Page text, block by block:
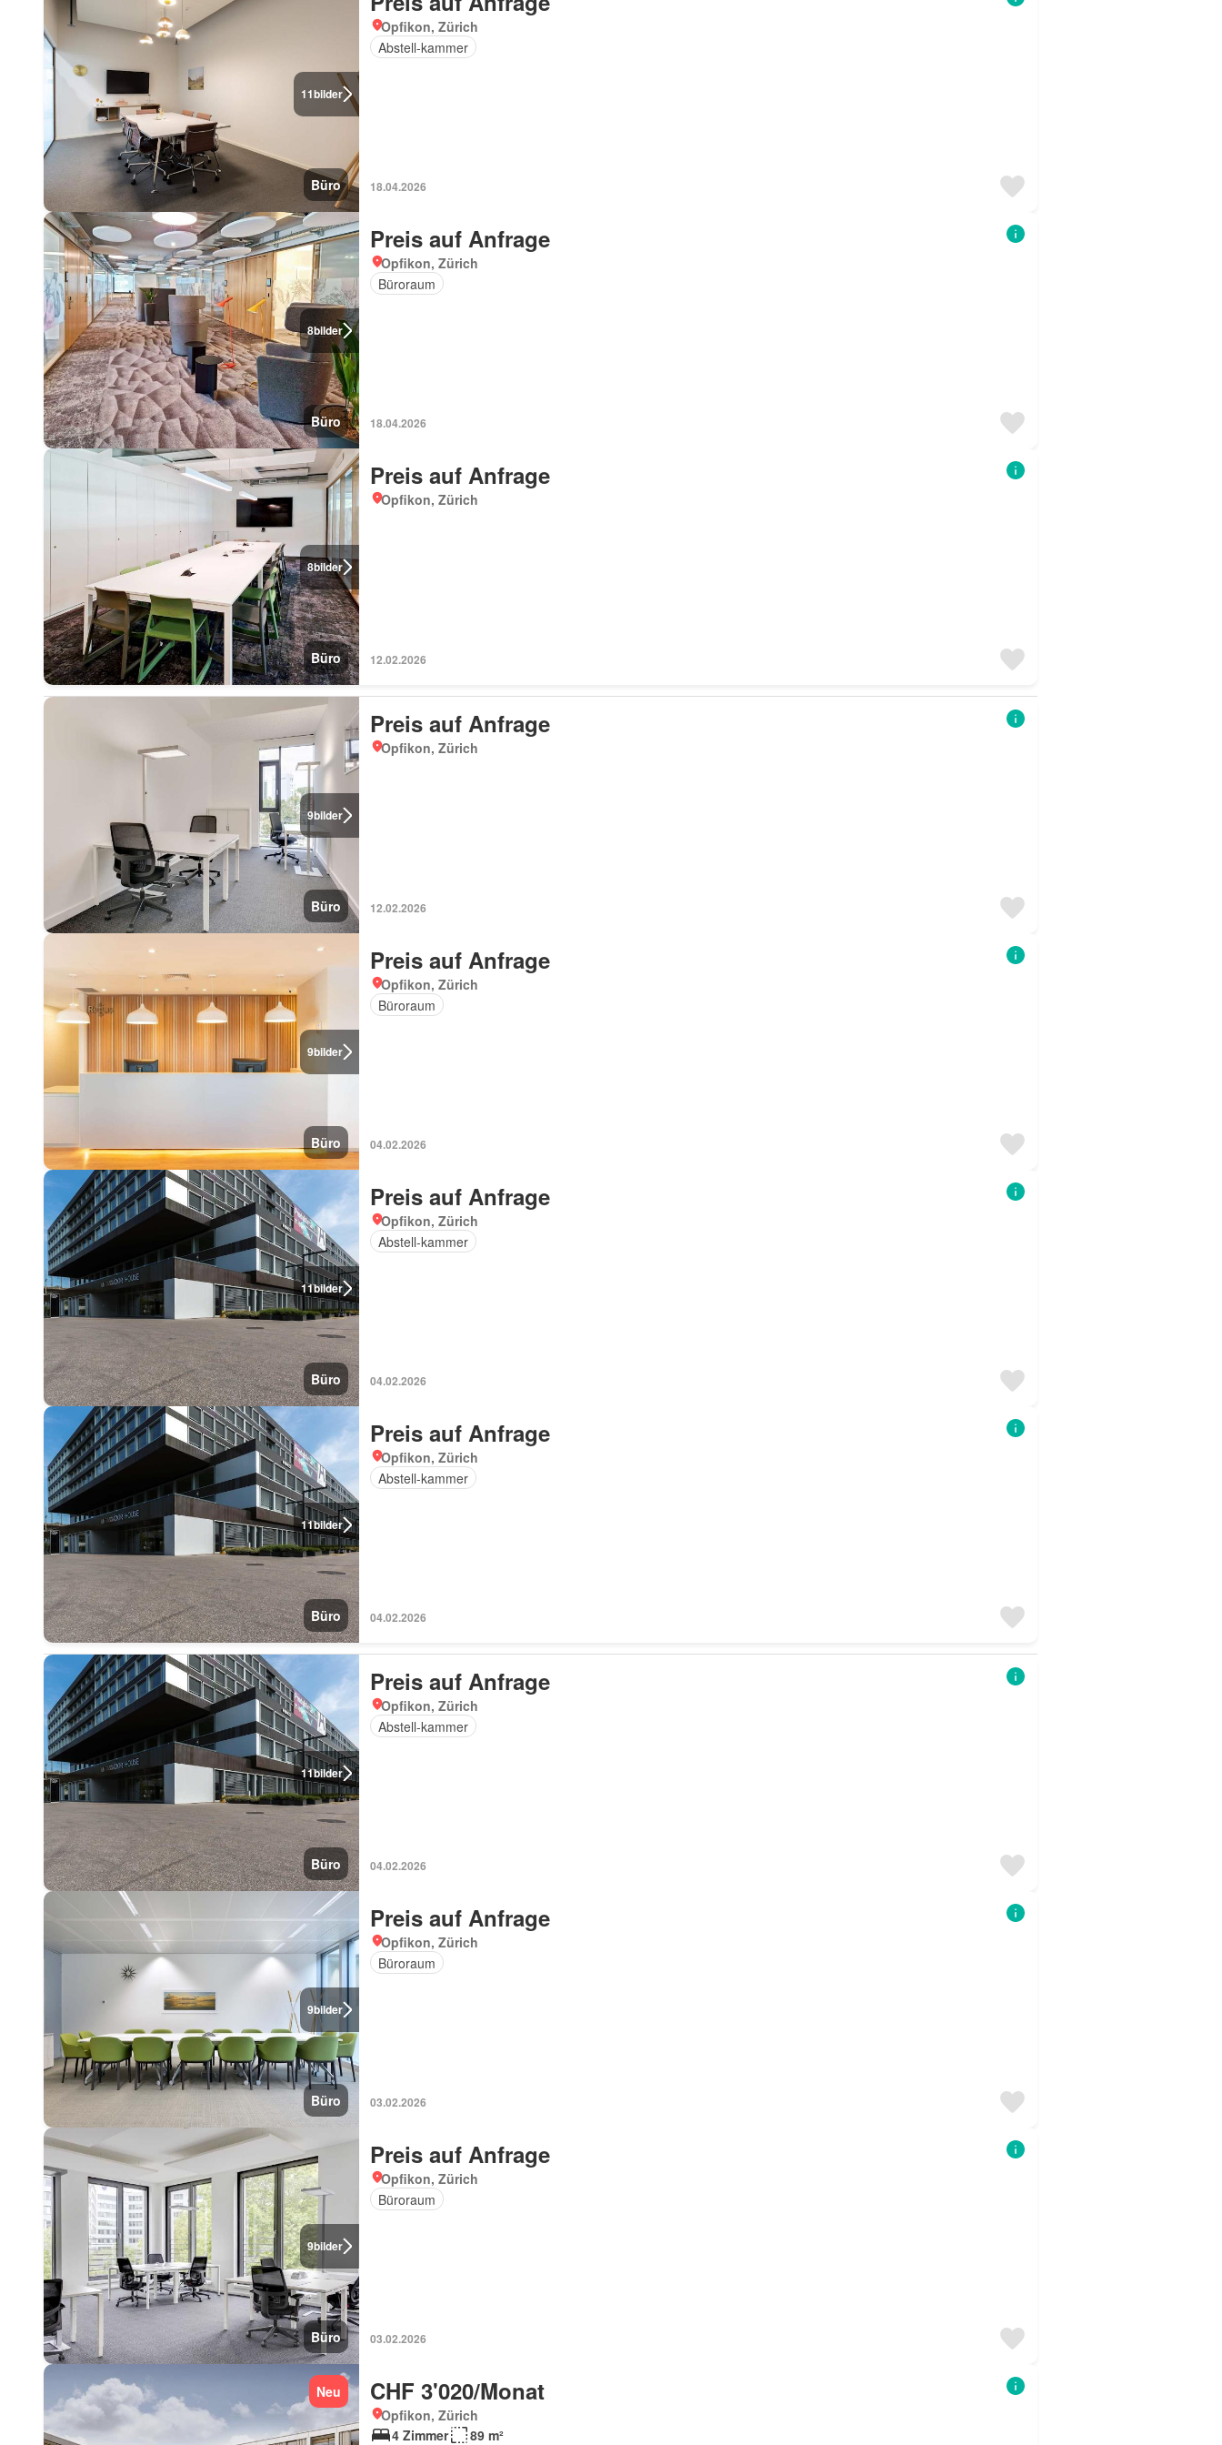
11bilder
Büro
Opfikon, Zürich
Abstell-kammer
18.04.2026
8bilder
Büro
Preis auf Anfrage
Opfikon, Zürich
Büroraum
18.04.2026
8bilder
Büro
Preis auf Anfrage
Opfikon, Zürich
12.02.2026
9bilder
Büro
Preis auf Anfrage
Opfikon, Zürich
12.02.2026
9bilder
Büro
Preis auf Anfrage
Opfikon, Zürich
Büroraum
04.02.2026
11bilder
Büro
Preis auf Anfrage
Opfikon, Zürich
Abstell-kammer
04.02.2026
11bilder
Büro
Preis auf Anfrage
Opfikon, Zürich
Abstell-kammer
04.02.2026
11bilder
Büro
Preis auf Anfrage
Opfikon, Zürich
Abstell-kammer
04.02.2026
9bilder
Büro
Preis auf Anfrage
Opfikon, Zürich
Büroraum
03.02.2026
9bilder
Büro
Preis auf Anfrage
Opfikon, Zürich
Büroraum
03.02.2026
Neu CHF 3'020/Monat
Opfikon, Zürich
4 Zimmer
89 m²